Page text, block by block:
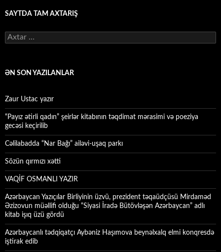
SAYTDA TAM AXTARIŞ
Axtarış:
ƏN SON YAZILANLAR
Zaur Ustac yazır
“Payız ətirli qadın” şeirlər kitabının təqdimat mərasimi və poeziya
gecəsi keçirilib
Cəlilabadda “Nar Bağı” ailəvi-uşaq parkı
Sözün qırmızı xətti
VAQİF OSMANLI YAZIR
Azərbaycan Yazıçılar Birliyinin üzvü, prezident təqaüdçüsü Mirdaməd
Əzizovun müəllifi olduğu “Siyasi İradə Bütövləşən Azərbaycan” adlı
kitab işıq üzü gördü
Azərbaycanlı tədqiqatçı Aybəniz Haşımova beynəlxalq elmi konqresdə
iştirak edib